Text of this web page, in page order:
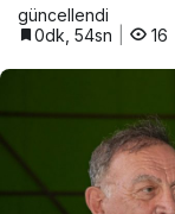
güncellendi
0dk, 54sn
16